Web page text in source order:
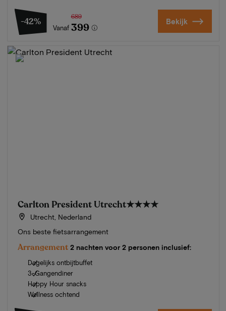
-42%
Vanaf
689
399 Bekijk
Carlton President Utrecht★★★★
Utrecht, Nederland
Ons beste fietsarrangement
Arrangement 2 nachten voor 2 personen inclusief:
Dagelijks ontbijtbuffet
3-Gangendiner
Happy Hour snacks
Wellness ochtend